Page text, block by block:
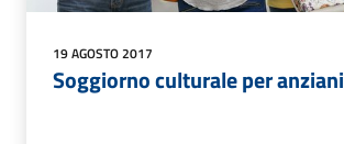
19 AGOSTO 2017
Soggiorno culturale per anziani